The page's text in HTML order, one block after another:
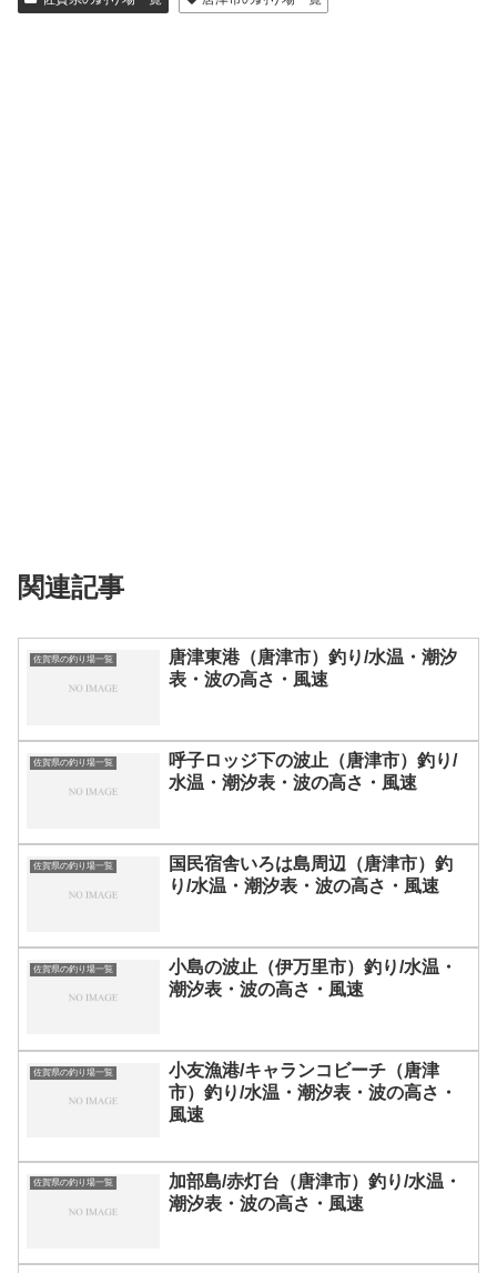
関連記事
佐賀県の釣り場一覧
唐津東港（唐津市）釣り/水温・潮汐
表・波の高さ・風速
佐賀県の釣り場一覧
呼子ロッジ下の波止（唐津市）釣り/
水温・潮汐表・波の高さ・風速
佐賀県の釣り場一覧
国民宿舎いろは島周辺（唐津市）釣
り/水温・潮汐表・波の高さ・風速
佐賀県の釣り場一覧
小島の波止（伊万里市）釣り/水温・
潮汐表・波の高さ・風速
佐賀県の釣り場一覧
小友漁港/キャランコビーチ（唐津
市）釣り/水温・潮汐表・波の高さ・
風速
佐賀県の釣り場一覧
加部島/赤灯台（唐津市）釣り/水温・
潮汐表・波の高さ・風速